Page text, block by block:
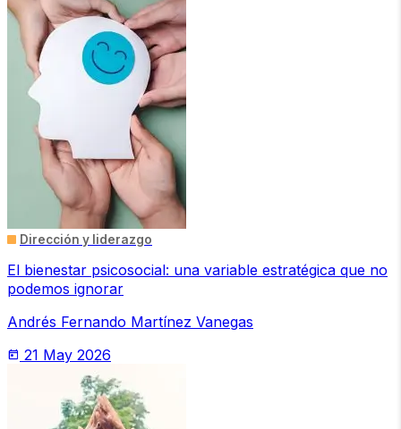
Dirección y liderazgo
El bienestar psicosocial: una variable estratégica que no
podemos ignorar
Andrés Fernando Martínez Vanegas
today 21 May 2026